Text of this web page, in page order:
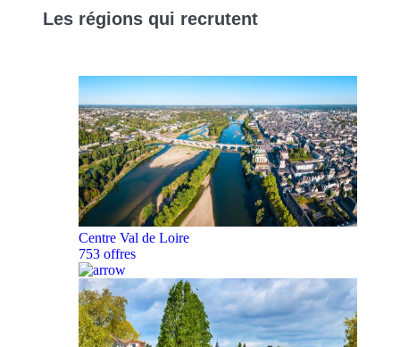
Les régions qui recrutent
Centre Val de Loire
753 offres